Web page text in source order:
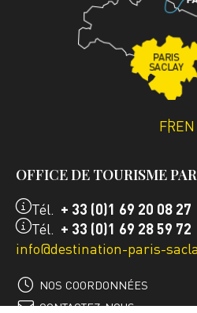
FREN
OFFICE DE TOURISME
Tél. + 33 (0)1 69 20 08 27
Tél. + 33 (0)1 69 28 59 72
info@destination-paris-
NOS COORDONNÉES
CONTACTEZ-NOUS